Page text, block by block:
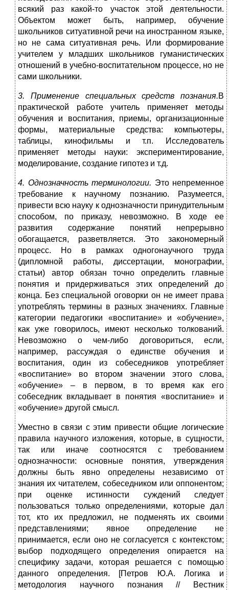
всякий раз какой-то участок этой деятельности.
Объектом может быть, например, обучение
школьников ситуативной речи на иностранном языке,
но не сама ситуативная речь. Или формирование
учителем у младших школьников гуманистических
отношений в учебно-воспитательном процессе, но не
сами школьники.
3. Применение специальных средств познания.В
практической работе учитель применяет методы
обучения и воспитания, приемы, организационные
формы, материальные средства: компьютеры,
таблицы, кинофильмы и т.п. Исследователь
применяет методы науки: экспериментирование,
моделирование, создание гипотез и т.д.
4. Однозначность терминологии. Это непременное
требование к научному познанию. Разумеется,
привести всю науку к однозначности принудительным
способом, по приказу, невозможно. В ходе ее
развития содержание понятий непрерывно
обогащается, разветвляется. Это закономерный
процесс. Но в рамках одногонаучного труда
(дипломной работы, диссертации, монографии,
статьи) автор обязан точно определить главные
понятия и придерживаться этих определений до
конца. Без специальной оговорки он не имеет права
употреблять термины в разных значениях. Главные
категории педагогики «воспитание» и «обучение»,
как уже говорилось, имеют несколько толкований.
Невозможно о чем-либо договориться, если,
например, рассуждая о единстве обучения и
воспитания, один из собеседников употребляет
«воспитание» во втором значении этого слова,
«обучение» – в первом, в то время как его
собеседник вкладывает в понятия «воспитание» и
«обучение» другой смысл.
Уместно в связи с этим привести общие логические
правила научного изложения, которые, в сущности,
так или иначе соотносятся с требованием
однозначности: основные понятия, утверждения
должны быть явно определены независимо от
знания их читателем, собеседником или оппонентом;
при оценке истинности суждений следует
пользоваться только определениями, которые дал
тот, кто их предложил, не подменять их своими
представлениями; явное определение не
принимается, если оно не согласуется с контекстом;
выбор подходящего определения опирается на
специфику задачи, которая решается с помощью
данного определения. [Петров Ю.А. Логика и
методология научного познания // Вестник